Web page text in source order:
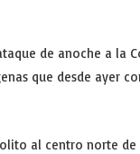
de anoche a la
que desde ayer
al centro norte de